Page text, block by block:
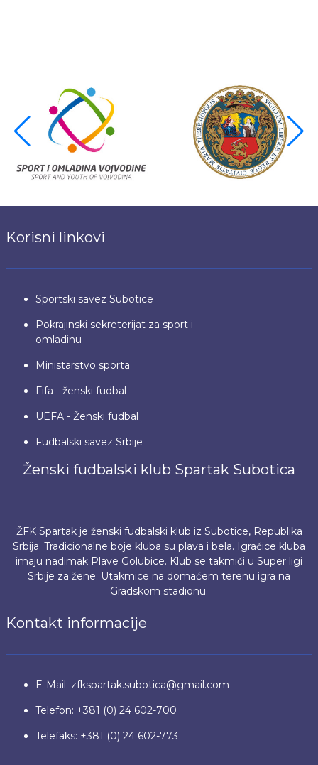
Korisni linkovi
Sportski savez Subotice
Pokrajinski sekreterijat za sport i
omladinu
Ministarstvo sporta
Fifa - ženski fudbal
UEFA - Ženski fudbal
Fudbalski savez Srbije
Ženski fudbalski klub Spartak Subotica
ŽFK Spartak je ženski fudbalski klub iz Subotice, Republika
Srbija. Tradicionalne boje kluba su plava i bela. Igračice kluba
imaju nadimak Plave Golubice. Klub se takmiči u Super ligi
Srbije za žene. Utakmice na domaćem terenu igra na
Gradskom stadionu.
Kontakt informacije
E-Mail: zfkspartak.subotica@gmail.com
Telefon: +381 (0) 24 602-700
Telefaks: +381 (0) 24 602-773